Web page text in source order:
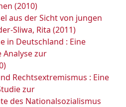
(2010)
aus der Sicht von jungen
Sliwa, Rita (2011)
in Deutschland : Eine
zur
Rechtsextremismus : Eine
zur
des Nationalsozialismus